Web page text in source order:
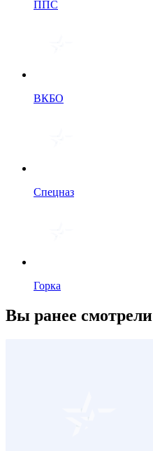
ППС
ВКБО
Спецназ
Горка
Вы ранее смотрели